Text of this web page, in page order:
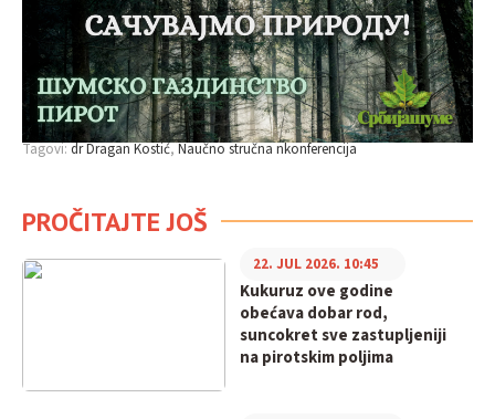
Tagovi:dr Dragan Kostić Naučno stručna nkonferencija
PROČITAJTE JOŠ
Kukuruz ove godine
obećava dobar rod,
suncokret sve zastupljeniji
na pirotskim poljima
22. JUL 2026. 10:45